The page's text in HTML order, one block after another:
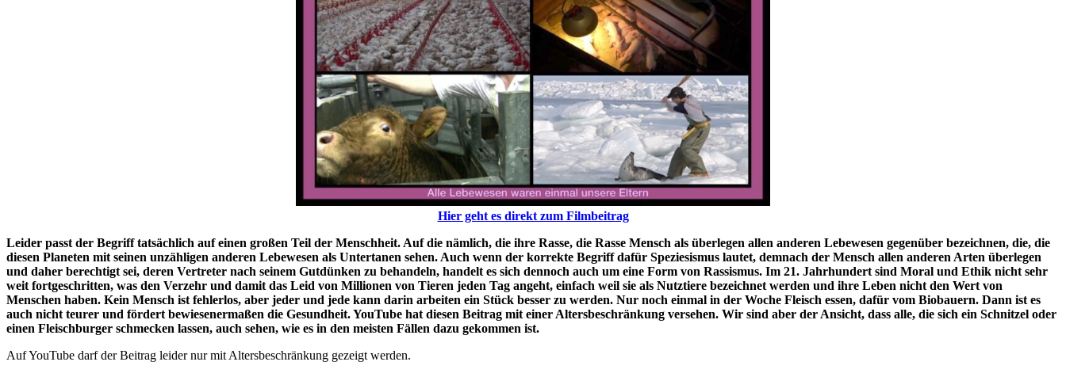
Hier geht es direkt zum Filmbeitrag
Leider passt der Begriff tatsächlich auf einen großen Teil der Menschheit. Auf die nämlich, die ihre Rasse, die Rasse Mensch als überlegen allen anderen Lebewesen gegenüber bezeichnen, die, die
diesen Planeten mit seinen unzähligen anderen Lebewesen als Untertanen sehen. Auch wenn der korrekte Begriff dafür Speziesismus lautet, demnach der Mensch allen anderen Arten überlegen
und daher berechtigt sei, deren Vertreter nach seinem Gutdünken zu behandeln, handelt es sich dennoch auch um eine Form von Rassismus. Im 21. Jahrhundert sind Moral und Ethik nicht sehr
weit fortgeschritten, was den Verzehr und damit das Leid von Millionen von Tieren jeden Tag angeht, einfach weil sie als Nutztiere bezeichnet werden und ihre Leben nicht den Wert von
Menschen haben. Kein Mensch ist fehlerlos, aber jeder und jede kann darin arbeiten ein Stück besser zu werden. Nur noch einmal in der Woche Fleisch essen, dafür vom Biobauern. Dann ist es
auch nicht teurer und fördert bewiesenermaßen die Gesundheit. YouTube hat diesen Beitrag mit einer Altersbeschränkung versehen. Wir sind aber der Ansicht, dass alle, die sich ein Schnitzel oder
einen Fleischburger schmecken lassen, auch sehen, wie es in den meisten Fällen dazu gekommen ist.
Auf YouTube darf der Beitrag leider nur mit Altersbeschränkung gezeigt werden.